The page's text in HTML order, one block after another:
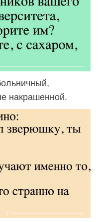
накрашенной.